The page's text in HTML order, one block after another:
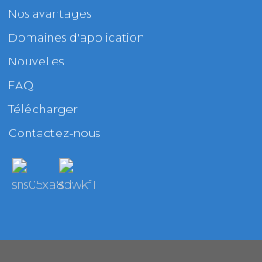
Nos avantages
Domaines d'application
Nouvelles
FAQ
Télécharger
Contactez-nous